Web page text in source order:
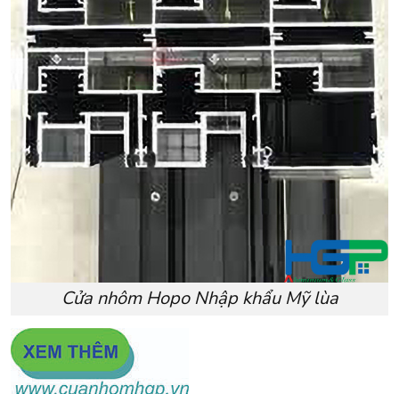
Cửa nhôm Hopo Nhập khẩu Mỹ lùa